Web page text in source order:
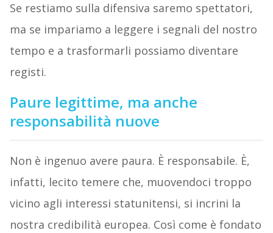
Se restiamo sulla difensiva saremo spettatori,
ma se impariamo a leggere i segnali del nostro
tempo e a trasformarli possiamo diventare
registi.
Paure legittime, ma anche
responsabilità nuove
Non è ingenuo avere paura. È responsabile. È,
infatti, lecito temere che, muovendoci troppo
vicino agli interessi statunitensi, si incrini la
nostra credibilità europea. Così come è fondato